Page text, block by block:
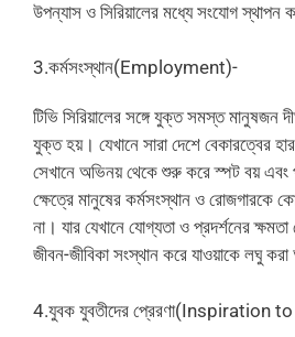
উপন্যাস ও সিরিয়ালের মধ্যে সংযোগ স্থাপন
3.কর্মসংস্থান(Employment)-
টিভি সিরিয়ালের সঙ্গে যুক্ত সমস্ত মানুষজন
যুক্ত হয়। যেখানে সারা দেশে বেকারত্বের
সেখানে অভিনয় থেকে শুরু করে স্পট বয় এবং
ক্ষেত্রে মানুষের কর্মসংস্থান ও রোজগারকে
না। যার যেখানে যোগ্যতা ও প্রদর্শনের
জীবন-জীবিকা সংস্থান করে যাওয়াকে লঘু
4.যুবক যুবতীদের প্রেরণা(Inspiration